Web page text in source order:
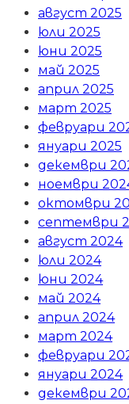
август 2025
юли 2025
юни 2025
май 2025
април 2025
март 2025
февруари
януари 2025
декември
ноември
октомври
септември
август 2024
юли 2024
юни 2024
май 2024
април 2024
март 2024
февруари
януари 2024
декември